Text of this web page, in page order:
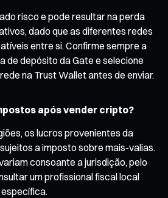
risco e pode resultar na perda
dado que as diferentes redes
entre si. Confirme sempre a
de depósito da Gate e selecione
na Trust Wallet antes de enviar.
após vender cripto?
os lucros provenientes da
a imposto sobre mais-valias.
consoante a jurisdição, pelo
um profissional fiscal local